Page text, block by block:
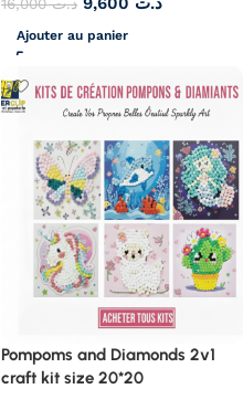
د.ت16,000
Ajouter au panier
Pompoms and Diamonds 2v1
craft kit size 20*20